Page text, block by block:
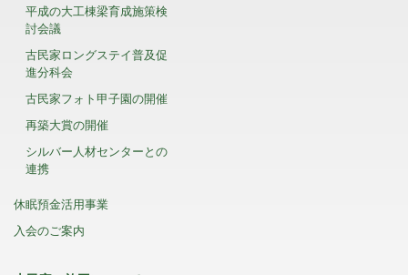
平成の大工棟梁育成施策検
討会議
古民家ロングステイ普及促
進分科会
古民家フォト甲子園の開催
再築大賞の開催
シルバー人材センターとの
連携
休眠預金活用事業
入会のご案内